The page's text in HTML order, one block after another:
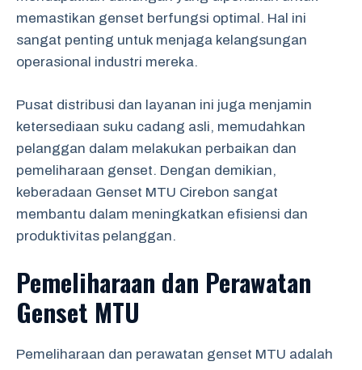
memastikan genset berfungsi optimal. Hal ini
sangat penting untuk menjaga kelangsungan
operasional industri mereka.
Pusat distribusi dan layanan ini juga menjamin
ketersediaan suku cadang asli, memudahkan
pelanggan dalam melakukan perbaikan dan
pemeliharaan genset. Dengan demikian,
keberadaan Genset MTU Cirebon sangat
membantu dalam meningkatkan efisiensi dan
produktivitas pelanggan.
Pemeliharaan dan Perawatan
Genset MTU
Pemeliharaan dan perawatan genset MTU adalah